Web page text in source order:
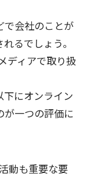
で会社のことが
るでしょう。
ディアで取り扱
下にオンライン
が一つの評価に
動も重要な要